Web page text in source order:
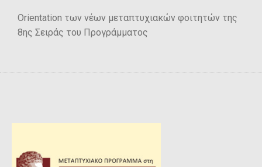
Orientation των νέων μεταπτυχιακών φοιτητών της
8ης Σειράς του Προγράμματος